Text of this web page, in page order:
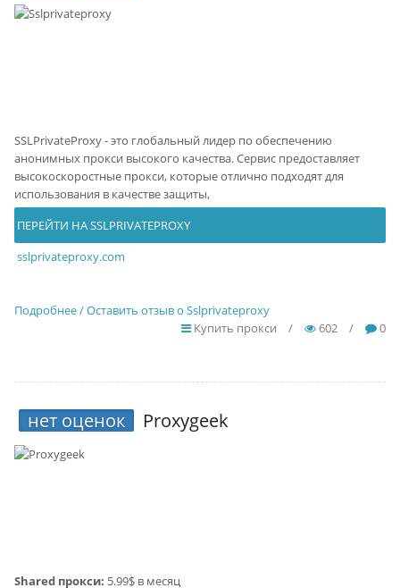
SSLPrivateProxy - это глобальный лидер по обеспечению
анонимных прокси высокого качества. Сервис предоставляет
высокоскоростные прокси, которые отлично подходят для
использования в качестве защиты,
ПЕРЕЙТИ НА SSLPRIVATEPROXY
sslprivateproxy.com
Подробнее / Оставить отзыв о Sslprivateproxy
Купить прокси
/ 602 / 0
нет оценок Proxygeek
Shared прокси: 5.99$ в месяц